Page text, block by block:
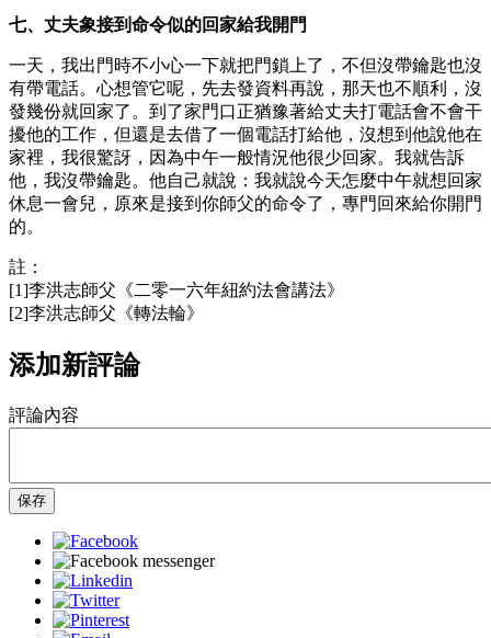
七、丈夫象接到命令似的回家給我開門
一天，我出門時不小心一下就把門鎖上了，不但沒帶鑰匙也沒
有帶電話。心想管它呢，先去發資料再說，那天也不順利，沒
發幾份就回家了。到了家門口正猶豫著給丈夫打電話會不會干
擾他的工作，但還是去借了一個電話打給他，沒想到他說他在
家裡，我很驚訝，因為中午一般情況他很少回家。我就告訴
他，我沒帶鑰匙。他自己就說：我就說今天怎麼中午就想回家
休息一會兒，原來是接到你師父的命令了，專門回來給你開門
的。
註：
[1]李洪志師父《二零一六年紐約法會講法》
[2]李洪志師父《轉法輪》
添加新評論
評論內容
保存